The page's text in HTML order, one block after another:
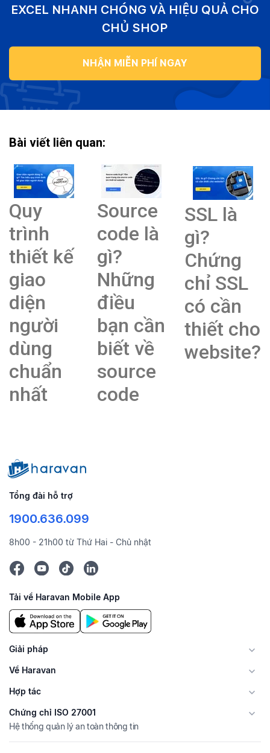
EXCEL NHANH CHÓNG VÀ HIỆU QUẢ CHO
CHỦ SHOP
NHẬN MIỄN PHÍ NGAY
Bài viết liên quan:
Quy
trình
thiết kế
giao
diện
người
dùng
chuẩn
nhất
Source
code là
gì?
Những
điều
bạn cần
biết về
source
code
SSL là
gì?
Chứng
chỉ SSL
có cần
thiết cho
website?
Tổng đài hỗ trợ
1900.636.099
8h00 - 21h00 từ Thứ Hai - Chủ nhật
Tải về Haravan Mobile App
Giải pháp
Về Haravan
Hợp tác
Chứng chỉ ISO 27001
Hệ thống quản lý an toàn thông tin